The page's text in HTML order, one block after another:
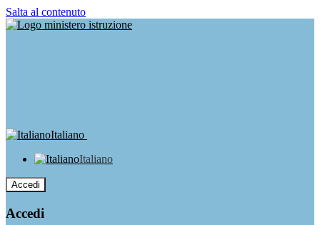
Salta al contenuto
Italiano
Italiano
Accedi
Accedi